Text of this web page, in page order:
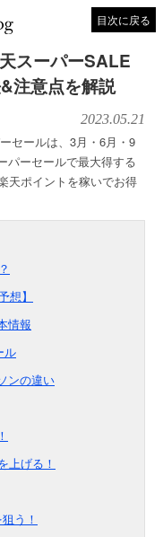
目次に戻る
スーパーSALE
注意点を解説
2023.05.21
セールは、3月・6月・9
パーセールで最大得する
天ポイントを稼いでお得
想】
情報
ル
ンの違い
上げる！
う！